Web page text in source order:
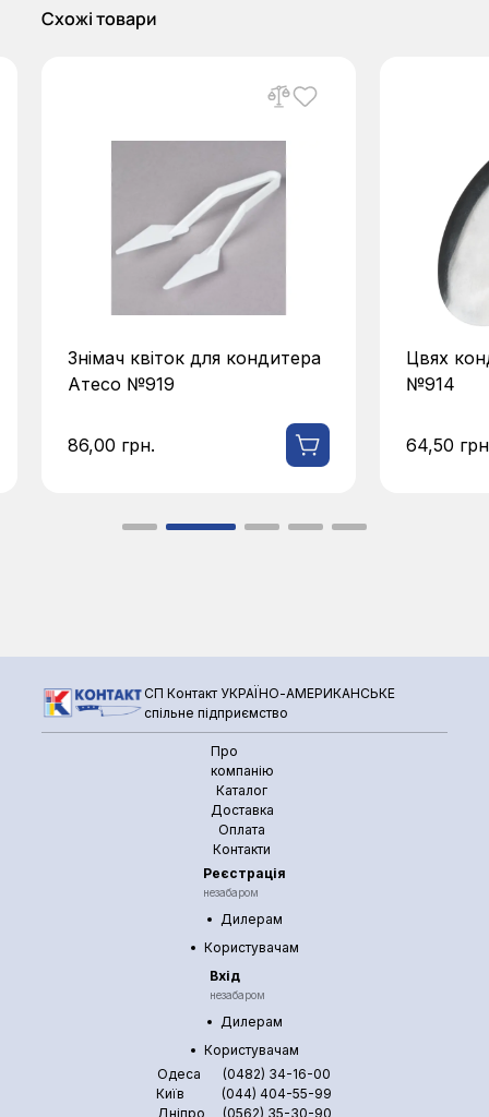
Схожі товари
Знімач квіток для кондитера
Атесо №919
86,00 грн.
Цвях
№914
64,50
СП Контакт УКРАЇНО-АМЕРИКАНСЬКЕ
спільне підприємство
Про
компанію
Каталог
Доставка
Оплата
Контакти
Реєстрація
незабаром
Дилерам
Користувачам
Вхід
незабаром
Дилерам
Користувачам
Одеса
(0482) 34-16-00
Київ
(044) 404-55-99
Дніпро
(0562) 35-30-90